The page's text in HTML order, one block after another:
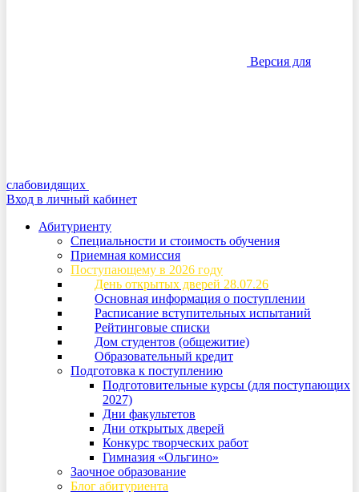
Версия для
слабовидящих
Вход в личный кабинет
Абитуриенту
Специальности и стоимость обучения
Приемная комиссия
Поступающему в 2026 году
День открытых дверей 28.07.26
Основная информация о поступлении
Расписание вступительных испытаний
Рейтинговые списки
Дом студентов (общежитие)
Образовательный кредит
Подготовка к поступлению
Подготовительные курсы (для поступающих
2027)
Дни факультетов
Дни открытых дверей
Конкурс творческих работ
Гимназия «Ольгино»
Заочное образование
Блог абитуриента